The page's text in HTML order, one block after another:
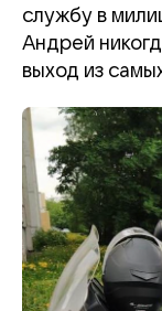
службу в
Андрей
выход из